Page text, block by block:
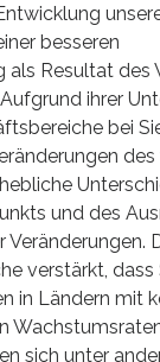
besseren
als Resultat des
ihrer
bei
und des
verstärkt, dass
in Ländern mit
sich unter